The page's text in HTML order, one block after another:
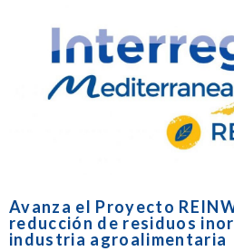
Avanza el Proyecto
reducción de residuos
industria agroalimentaria